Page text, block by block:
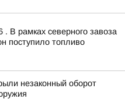
. В рамках северного завоза
поступило топливо
незаконный оборот